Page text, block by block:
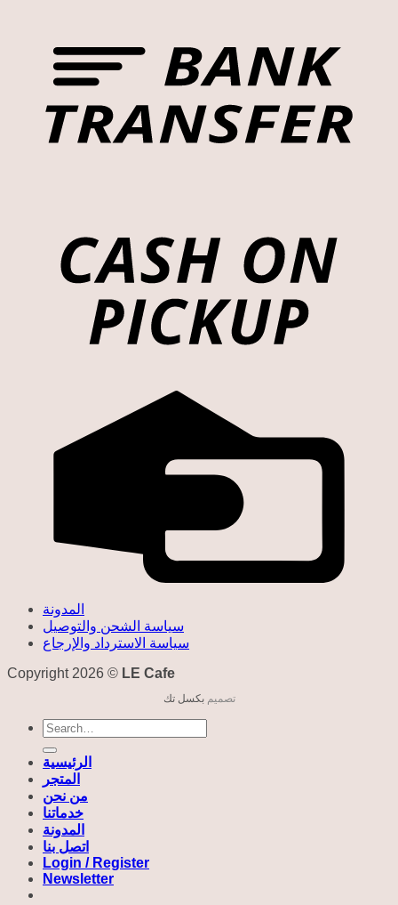
المدونة
سياسة الشحن والتوصيل
سياسة الاسترداد والإرجاع
Copyright 2026 © LE Cafe
تصميمبكسل تك
Search
for:
الرئيسية
المتجر
من نحن
خدماتنا
المدونة
اتصل بنا
Login / Register
Newsletter